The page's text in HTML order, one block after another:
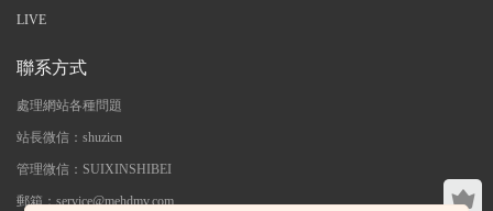
LIVE
聯系方式
處理網站各種問題
站長微信：shuzicn
管理微信：SUIXINSHIBEI
郵箱：service@mehdmv.com